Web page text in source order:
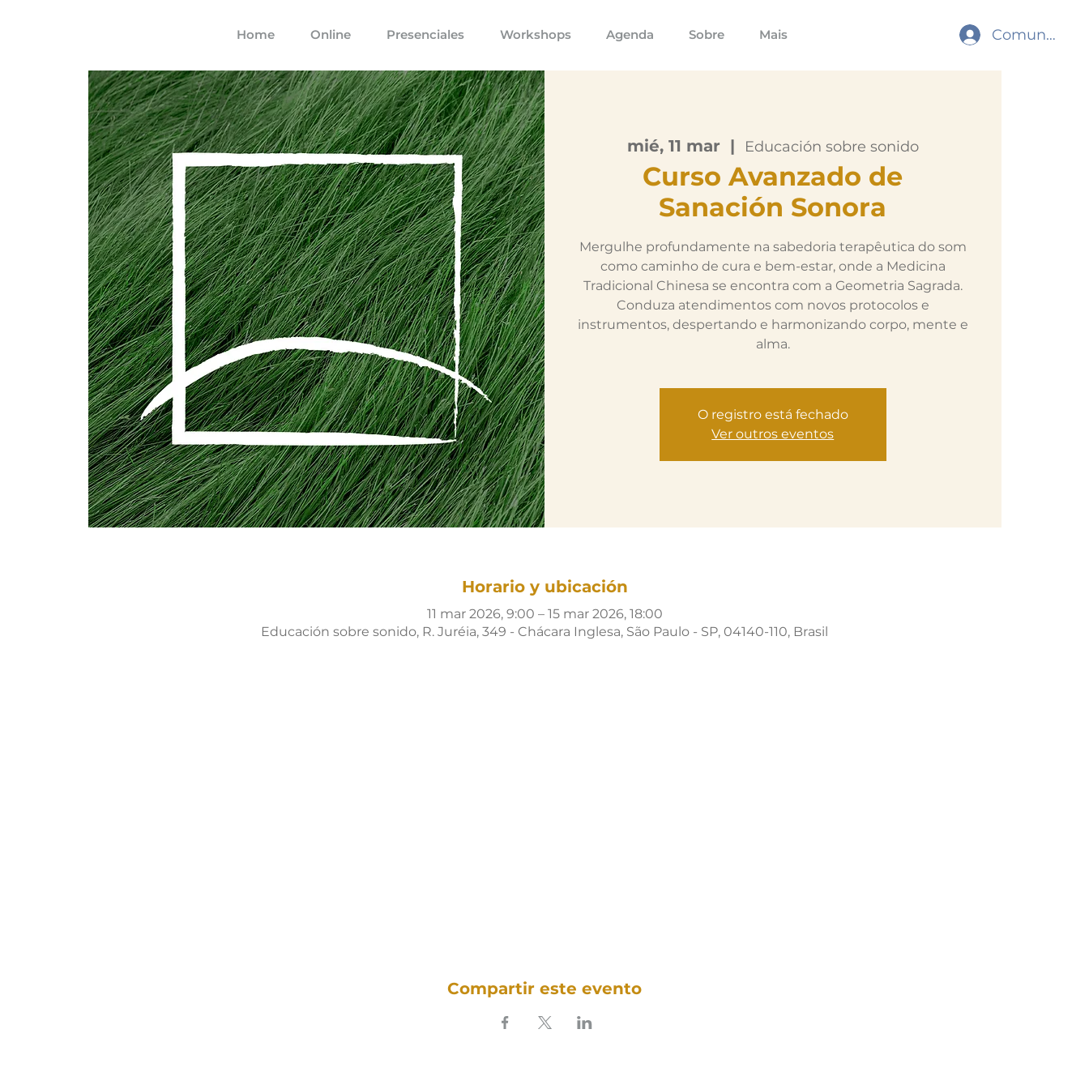
Home Online Presenciales Workshops Agenda Sobre Mais Comunidade
mié, 11 mar
  |
Educación sobre sonido
Curso Avanzado de
Sanación Sonora
Mergulhe profundamente na sabedoria terapêutica do som
como caminho de cura e bem-estar, onde a Medicina
Tradicional Chinesa se encontra com a Geometria Sagrada.
Conduza atendimentos com novos protocolos e
instrumentos, despertando e harmonizando corpo, mente e
alma.
O registro está fechado
Ver outros eventos
Horario y ubicación
11 mar 2026, 9:00 – 15 mar 2026, 18:00
Educación sobre sonido, R. Juréia, 349 - Chácara Inglesa, São Paulo - SP, 04140-110, Brasil
Compartir este evento